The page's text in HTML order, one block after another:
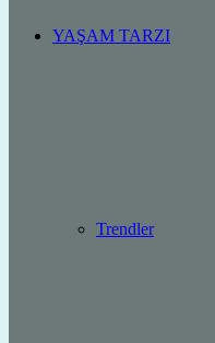
YAŞAM TARZI
Trendler